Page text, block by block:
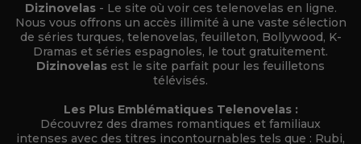
Dizinovelas - Le site où voir ces telenovelas en ligne.
Nous vous offrons un accès illimité à une vaste sélection
de séries turques, telenovelas, feuilleton, Bollywood, K-
Dramas et séries espagnoles, le tout gratuitement.
Dizinovelas est le site parfait pour les feuilletons
télévisés.
Les Plus Emblématiques Telenovelas :
Découvrez des drames romantiques et familiaux
intenses avec des titres incontournables tels que : Rubi,